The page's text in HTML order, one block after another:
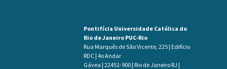
Pontifícia Universidade Católica do
Rio de Janeiro PUC-Rio
Rua Marquês de São Vicente, 225 | Edifício
RDC | 4o Andar
Gávea | 22451-900 | Rio de Janeiro RJ |